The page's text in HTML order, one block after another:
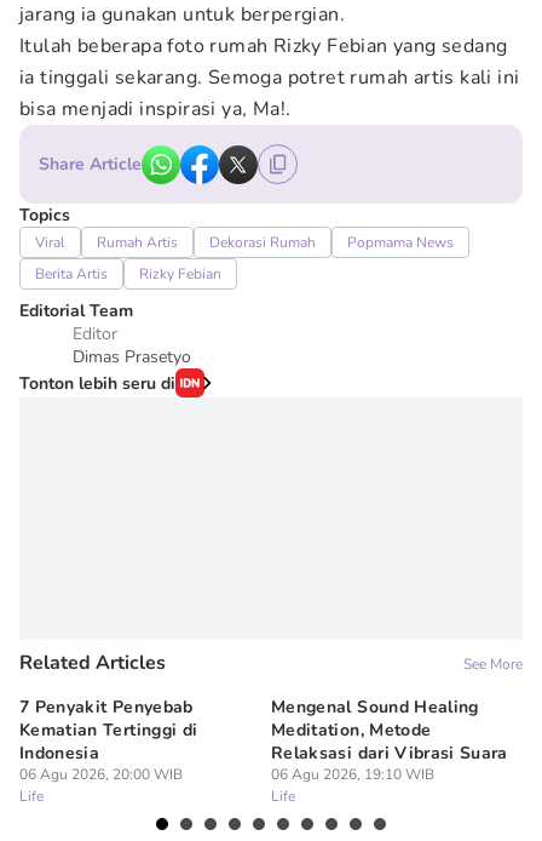
jarang ia gunakan untuk berpergian.
Itulah beberapa foto rumah Rizky Febian yang sedang
ia tinggali sekarang. Semoga potret rumah artis kali ini
bisa menjadi inspirasi ya, Ma!.
Share Article
Topics
Viral Rumah Artis Dekorasi Rumah
Popmama News
Berita Artis
Rizky Febian
Editorial Team
Editor
Dimas Prasetyo
Tonton lebih seru di
Related Articles See More
7 Penyakit Penyebab
Kematian Tertinggi di
Indonesia
06 Agu 2026, 20:00 WIB
Life
Mengenal Sound Healing
Meditation, Metode
Relaksasi dari Vibrasi Suara
06 Agu 2026, 19:10 WIB
Life